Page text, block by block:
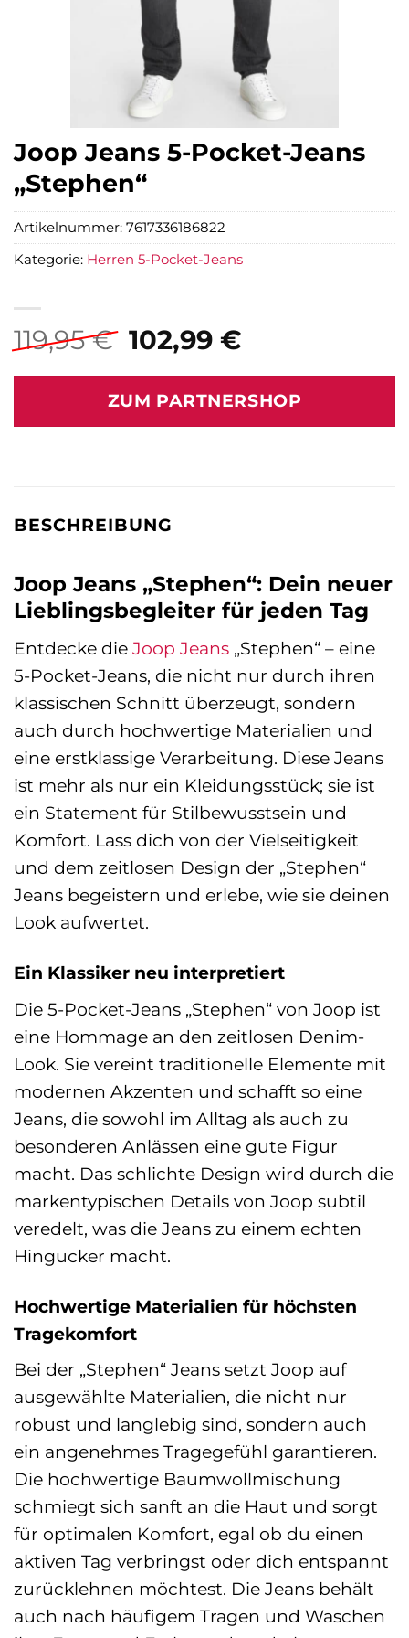
Joop Jeans 5-Pocket-Jeans
„Stephen“
119,95€ Ursprünglicher
Preis
war:
119,95 €
102,99 €Aktueller
ist:
102,99 €.
ZUM PARTNERSHOP
Artikelnummer: 7617336186822
Kategorie: Herren 5-Pocket-Jeans
BESCHREIBUNG
Joop Jeans „Stephen“: Dein neuer
Lieblingsbegleiter für jeden Tag
Entdecke die Joop Jeans „Stephen“ – eine
5-Pocket-Jeans, die nicht nur durch ihren
klassischen Schnitt überzeugt, sondern
auch durch hochwertige Materialien und
eine erstklassige Verarbeitung. Diese Jeans
ist mehr als nur ein Kleidungsstück; sie ist
ein Statement für Stilbewusstsein und
Komfort. Lass dich von der Vielseitigkeit
und dem zeitlosen Design der „Stephen“
Jeans begeistern und erlebe, wie sie deinen
Look aufwertet.
Ein Klassiker neu interpretiert
Die 5-Pocket-Jeans „Stephen“ von Joop ist
eine Hommage an den zeitlosen Denim-
Look. Sie vereint traditionelle Elemente mit
modernen Akzenten und schafft so eine
Jeans, die sowohl im Alltag als auch zu
besonderen Anlässen eine gute Figur
macht. Das schlichte Design wird durch die
markentypischen Details von Joop subtil
veredelt, was die Jeans zu einem echten
Hingucker macht.
Hochwertige Materialien für höchsten
Tragekomfort
Bei der „Stephen“ Jeans setzt Joop auf
ausgewählte Materialien, die nicht nur
robust und langlebig sind, sondern auch
ein angenehmes Tragegefühl garantieren.
Die hochwertige Baumwollmischung
schmiegt sich sanft an die Haut und sorgt
für optimalen Komfort, egal ob du einen
aktiven Tag verbringst oder dich entspannt
zurücklehnen möchtest. Die Jeans behält
auch nach häufigem Tragen und Waschen